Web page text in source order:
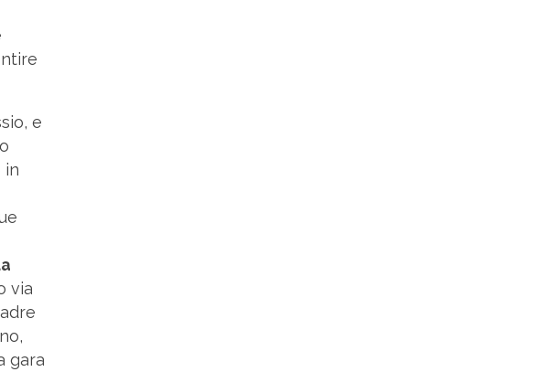
e
in
via
gara